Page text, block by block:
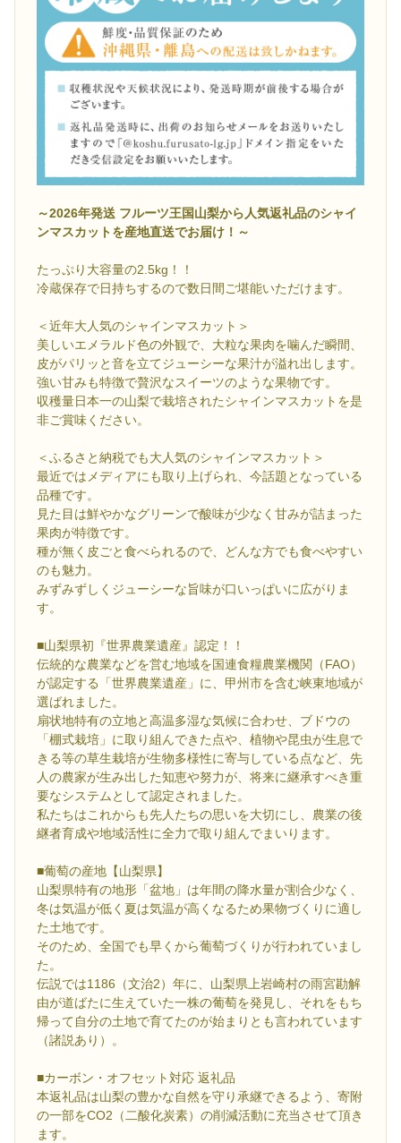
～2026年発送 フルーツ王国山梨から人気返礼品のシャイ
ンマスカットを産地直送でお届け！～
たっぷり大容量の2.5kg！！
冷蔵保存で日持ちするので数日間ご堪能いただけます。
＜近年大人気のシャインマスカット＞
美しいエメラルド色の外観で、大粒な果肉を噛んだ瞬間、
皮がパリッと音を立てジューシーな果汁が溢れ出します。
強い甘みも特徴で贅沢なスイーツのような果物です。
収穫量日本一の山梨で栽培されたシャインマスカットを是
非ご賞味ください。
＜ふるさと納税でも大人気のシャインマスカット＞
最近ではメディアにも取り上げられ、今話題となっている
品種です。
見た目は鮮やかなグリーンで酸味が少なく甘みが詰まった
果肉が特徴です。
種が無く皮ごと食べられるので、どんな方でも食べやすい
のも魅力。
みずみずしくジューシーな旨味が口いっぱいに広がりま
す。
■山梨県初『世界農業遺産』認定！！
伝統的な農業などを営む地域を国連食糧農業機関（FAO）
が認定する「世界農業遺産」に、甲州市を含む峡東地域が
選ばれました。
扇状地特有の立地と高温多湿な気候に合わせ、ブドウの
「棚式栽培」に取り組んできた点や、植物や昆虫が生息で
きる等の草生栽培が生物多様性に寄与している点など、先
人の農家が生み出した知恵や努力が、将来に継承すべき重
要なシステムとして認定されました。
私たちはこれからも先人たちの思いを大切にし、農業の後
継者育成や地域活性に全力で取り組んでまいります。
■葡萄の産地【山梨県】
山梨県特有の地形「盆地」は年間の降水量が割合少なく、
冬は気温が低く夏は気温が高くなるため果物づくりに適し
た土地です。
そのため、全国でも早くから葡萄づくりが行われていまし
た。
伝説では1186（文治2）年に、山梨県上岩崎村の雨宮勘解
由が道ばたに生えていた一株の葡萄を発見し、それをもち
帰って自分の土地で育てたのが始まりとも言われています
（諸説あり）。
■カーボン・オフセット対応 返礼品
本返礼品は山梨の豊かな自然を守り承継できるよう、寄附
の一部をCO2（二酸化炭素）の削減活動に充当させて頂き
ます。